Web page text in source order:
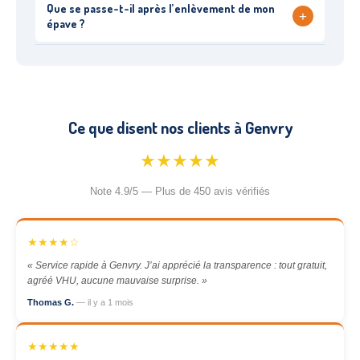
Que se passe-t-il après l’enlèvement de mon
épave ?
+
Ce que disent nos clients à Genvry
★★★★★
Note 4.9/5 — Plus de 450 avis vérifiés
★★★★☆
« Service rapide à Genvry. J’ai apprécié la transparence : tout gratuit,
agréé VHU, aucune mauvaise surprise. »
Thomas G. — il y a 1 mois
★★★★★